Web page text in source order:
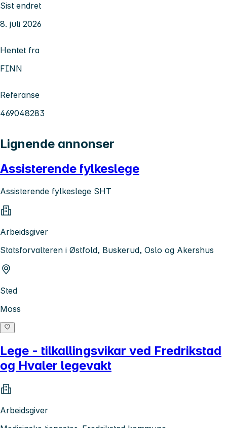
Sist endret
8. juli 2026
Hentet fra
FINN
Referanse
469048283
Lignende annonser
Assisterende fylkeslege
Assisterende fylkeslege SHT
Arbeidsgiver
Statsforvalteren i Østfold, Buskerud, Oslo og Akershus
Sted
Moss
Lege - tilkallingsvikar ved Fredrikstad
og Hvaler legevakt
Arbeidsgiver